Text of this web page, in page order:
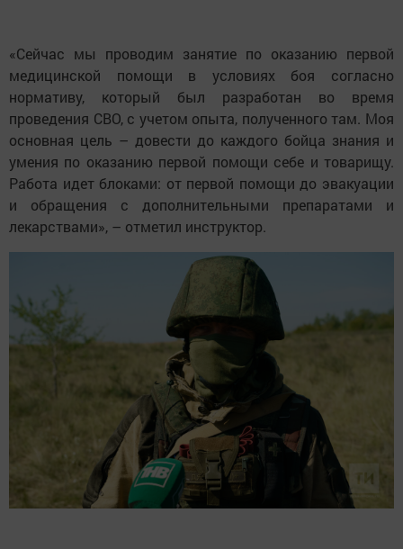
«Сейчас мы проводим занятие по оказанию первой
медицинской помощи в условиях боя согласно
нормативу, который был разработан во время
проведения СВО, с учетом опыта, полученного там. Моя
основная цель – довести до каждого бойца знания и
умения по оказанию первой помощи себе и товарищу.
Работа идет блоками: от первой помощи до эвакуации
и обращения с дополнительными препаратами и
лекарствами», – отметил инструктор.